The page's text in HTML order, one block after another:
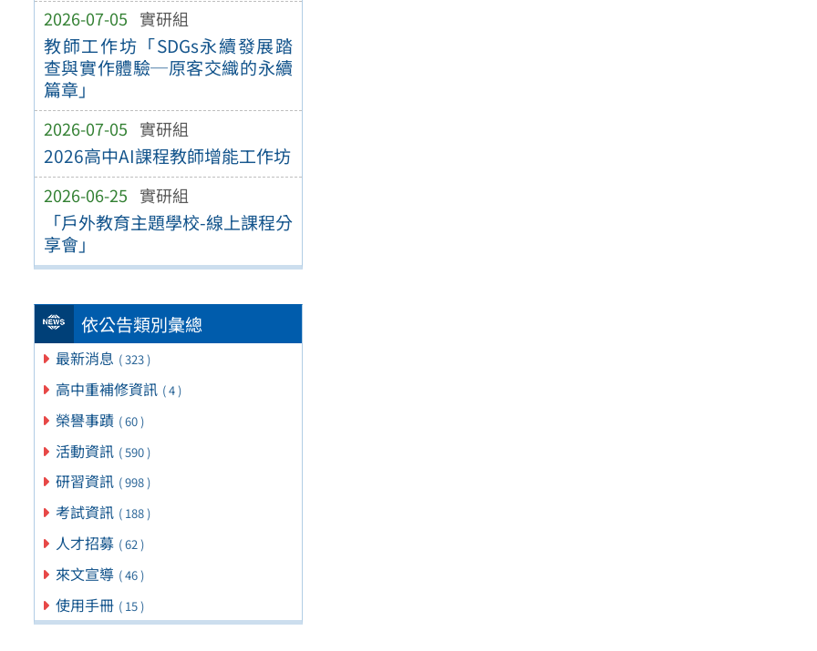
2026-07-05 實研組
教師工作坊「SDGs永續發展踏
查與實作體驗─原客交織的永續
篇章」
2026-07-05 實研組
2026高中AI課程教師增能工作坊
2026-06-25 實研組
「戶外教育主題學校-線上課程分
享會」
依公告類別彙總
最新消息 ( 323 )
高中重補修資訊 ( 4 )
榮譽事蹟 ( 60 )
活動資訊 ( 590 )
研習資訊 ( 998 )
考試資訊 ( 188 )
人才招募 ( 62 )
來文宣導 ( 46 )
使用手冊 ( 15 )